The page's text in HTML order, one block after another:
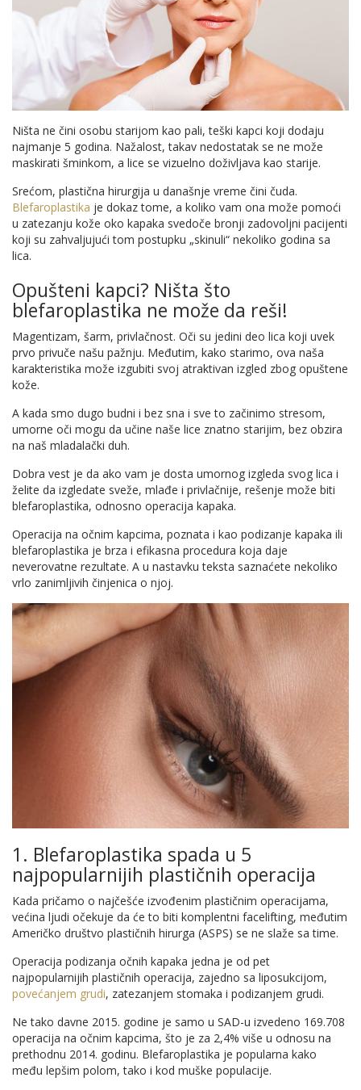
Ništa ne čini osobu starijom kao pali, teški kapci koji dodaju
najmanje 5 godina. Nažalost, takav nedostatak se ne može
maskirati šminkom, a lice se vizuelno doživljava kao starije.
Srećom, plastična hirurgija u današnje vreme čini čuda.
Blefaroplastika je dokaz tome, a koliko vam ona može pomoći
u zatezanju kože oko kapaka svedoče bronji zadovoljni pacijenti
koji su zahvaljujući tom postupku „skinuli“ nekoliko godina sa
lica.
Opušteni kapci? Ništa što
blefaroplastika ne može da reši!
Magentizam, šarm, privlačnost. Oči su jedini deo lica koji uvek
prvo privuče našu pažnju. Međutim, kako starimo, ova naša
karakteristika može izgubiti svoj atraktivan izgled zbog opuštene
kože.
A kada smo dugo budni i bez sna i sve to začinimo stresom,
umorne oči mogu da učine naše lice znatno starijim, bez obzira
na naš mladalački duh.
Dobra vest je da ako vam je dosta umornog izgleda svog lica i
želite da izgledate sveže, mlađe i privlačnije, rešenje može biti
blefaroplastika, odnosno operacija kapaka.
Operacija na očnim kapcima, poznata i kao podizanje kapaka ili
blefaroplastika je brza i efikasna procedura koja daje
neverovatne rezultate. A u nastavku teksta saznaćete nekoliko
vrlo zanimljivih činjenica o njoj.
1. Blefaroplastika spada u 5
najpopularnijih plastičnih operacija
Kada pričamo o najčešće izvođenim plastičnim operacijama,
većina ljudi očekuje da će to biti komplentni facelifting, međutim
Američko društvo plastičnih hirurga (ASPS) se ne slaže sa time.
Operacija podizanja očnih kapaka jedna je od pet
najpopularnijih plastičnih operacija, zajedno sa liposukcijom,
povećanjem grudi, zatezanjem stomaka i podizanjem grudi.
Ne tako davne 2015. godine je samo u SAD-u izvedeno 169.708
operacija na očnim kapcima, što je za 2,4% više u odnosu na
prethodnu 2014. godinu. Blefaroplastika je popularna kako
među lepšim polom, tako i kod muške populacije.